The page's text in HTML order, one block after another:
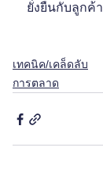
ยั่งยืนกับลูกค้า
เทคนิค/เคล็ดลับ
การตลาด